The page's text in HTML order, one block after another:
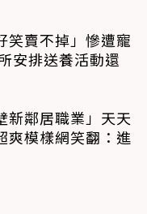
笑賣不掉」慘遭寵
安排送養活動還
新鄰居職業」天天
爽模樣網笑翻：進